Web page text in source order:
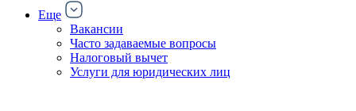
Еще
Вакансии
Часто задаваемые вопросы
Налоговый вычет
Услуги для юридических лиц